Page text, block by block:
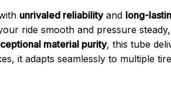
unrivaled reliabilityand long-
ride smooth and pressure
material purity, this tube
it adapts seamlessly to multiple